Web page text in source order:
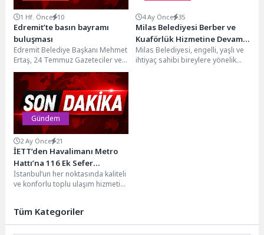
1 Hf. Önce 10
Edremit’te basın bayramı
buluşması
Edremit Belediye Başkanı Mehmet
Ertaş, 24 Temmuz Gazeteciler ve
Basın Bayramı dolayısıyla ilçede
görev yapan...
4 Ay Önce 35
Milas Belediyesi Berber ve
Kuaförlük Hizmetine Devam
Ediyor
Milas Belediyesi, engelli, yaşlı ve
ihtiyaç sahibi bireylere yönelik
Gündem
2 Ay Önce 21
İETT’den Havalimanı Metro
Hattı’na 116 Ek Sefer
Takviyesi
İstanbul’un her noktasında kaliteli
ve konforlu toplu ulaşım hizmetini
Tüm Kategoriler